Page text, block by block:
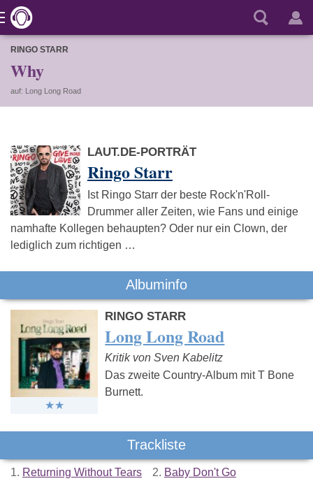
RINGO STARR
Why
auf: Long Long Road
LAUT.DE-PORTRÄT
Ringo Starr
Ist Ringo Starr der beste Rock'n'Roll-
Drummer aller Zeiten, wie Fans und einige
namhafte Kollegen behaupten? Oder nur ein Clown, der
lediglich zum richtigen …
Albuminfo
RINGO STARR
Long Long Road
Kritik von Sven Kabelitz
Das zweite Country-Album mit T Bone
Burnett.
Trackliste
1. Returning Without Tears 2. Baby Don't Go